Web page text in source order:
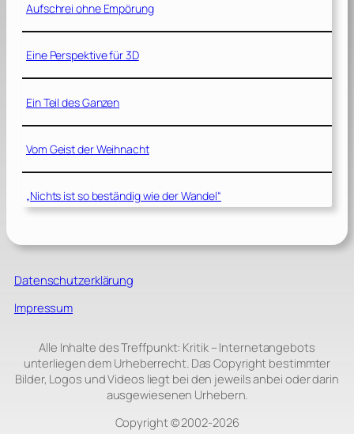
Aufschrei ohne Empörung
Eine Perspektive für 3D
Ein Teil des Ganzen
Vom Geist der Weihnacht
„Nichts ist so beständig wie der Wandel“
Datenschutzerklärung
Impressum
Alle Inhalte des Treffpunkt: Kritik – Internetangebots
unterliegen dem Urheberrecht. Das Copyright bestimmter
Bilder, Logos und Videos liegt bei den jeweils anbei oder darin
ausgewiesenen Urhebern.
Copyright © 2002‑2026